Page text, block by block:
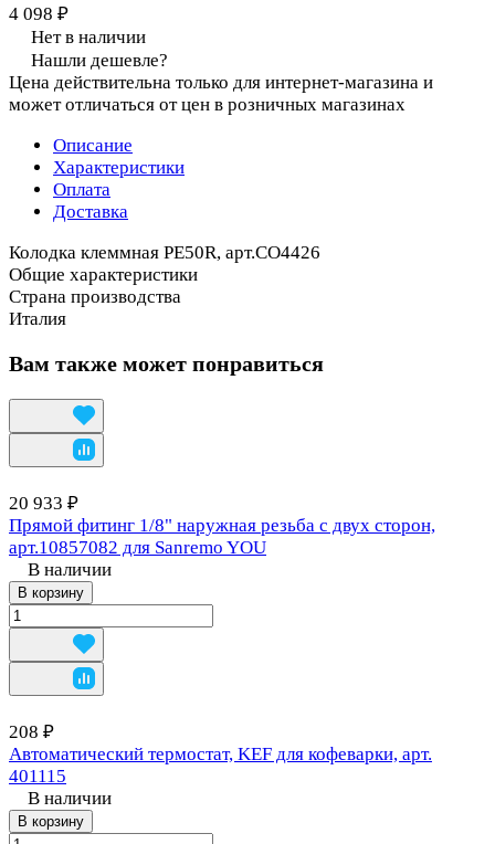
4 098 ₽
Нет в наличии
Нашли дешевле?
Цена действительна только для интернет-магазина и
может отличаться от цен в розничных магазинах
Описание
Характеристики
Оплата
Доставка
Колодка клеммная PE50R, арт.CO4426
Общие характеристики
Страна производства
Италия
Вам также может понравиться
20 933 ₽
Прямой фитинг 1/8" наружная резьба с двух сторон,
арт.10857082 для Sanremo YOU
В наличии
В корзину
208 ₽
Автоматический термостат, KEF для кофеварки, арт.
401115
В наличии
В корзину